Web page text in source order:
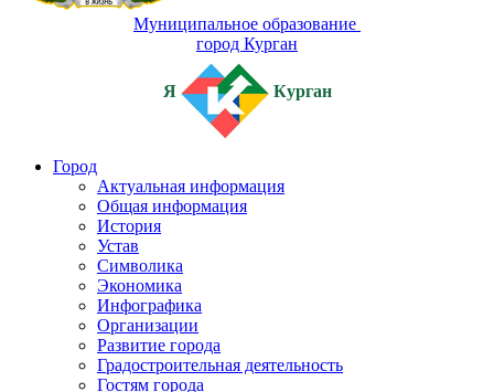
Муниципальное образование
город Курган
Я Курган
Город
Актуальная информация
Общая информация
История
Устав
Символика
Экономика
Инфографика
Организации
Развитие города
Градостроительная деятельность
Гостям города